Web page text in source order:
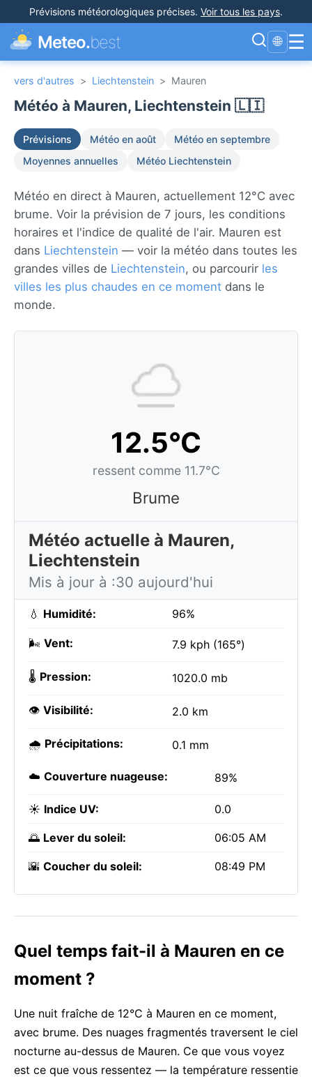
Prévisions météorologiques précises. Voir tous les pays.
Meteo.best 🌐 ☰
vers d'autres > Liechtenstein > Mauren
Météo à Mauren, Liechtenstein 🇱🇮
Prévisions Météo en août
Météo en septembre
Moyennes annuelles
Météo Liechtenstein
Météo en direct à Mauren, actuellement 12°C avec
brume. Voir la prévision de 7 jours, les conditions
horaires et l'indice de qualité de l'air. Mauren est
dans Liechtenstein — voir la météo dans toutes les
grandes villes de Liechtenstein, ou parcourir les
villes les plus chaudes en ce moment dans le
monde.
12.5°C
ressent comme 11.7°C
Brume
Météo actuelle à Mauren,
Liechtenstein
Mis à jour à :30 aujourd'hui
💧 Humidité: 96%
🌬️ Vent: 7.9 kph (165°)
🌡️ Pression: 1020.0 mb
👁️ Visibilité: 2.0 km
🌧️ Précipitations: 0.1 mm
☁️ Couverture nuageuse: 89%
☀️ Indice UV: 0.0
🌅 Lever du soleil: 06:05 AM
🌇 Coucher du soleil: 08:49 PM
Quel temps fait-il à Mauren en ce
moment ?
Une nuit fraîche de 12°C à Mauren en ce moment,
avec brume. Des nuages fragmentés traversent le ciel
nocturne au-dessus de Mauren. Ce que vous voyez
est ce que vous ressentez — la température ressentie